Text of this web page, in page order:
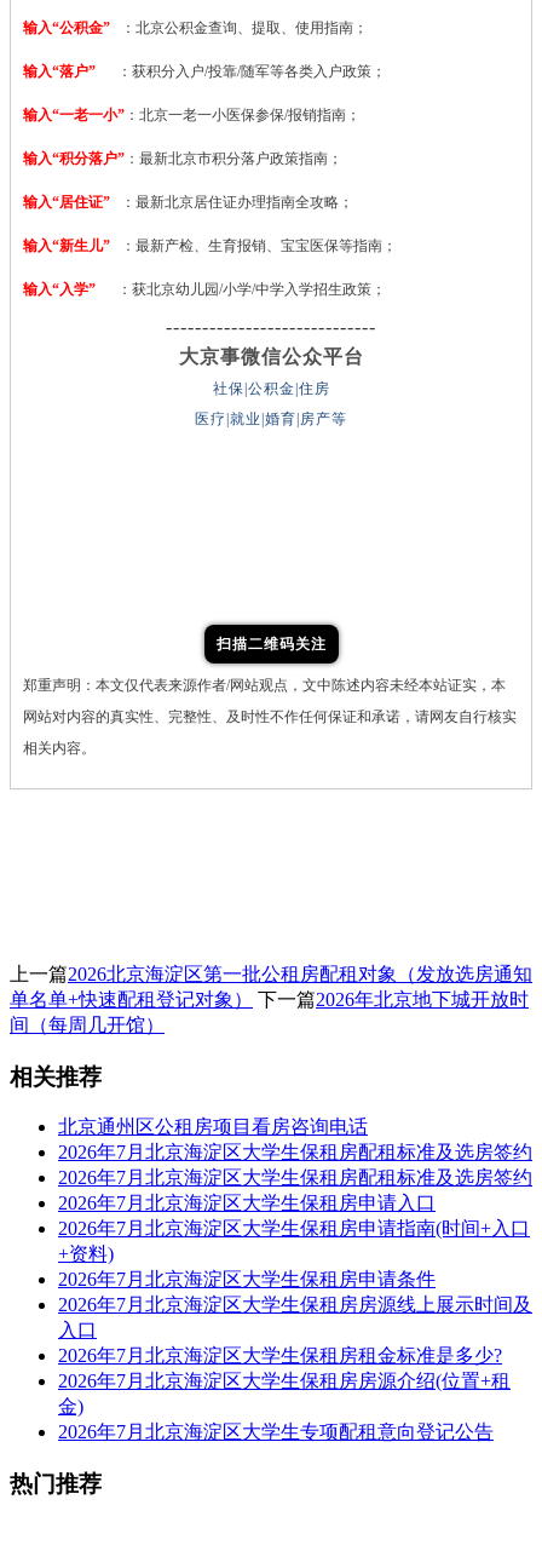
输入“公积金” ：北京公积金查询、提取、使用指南；
输入“落户” ：获积分入户/投靠/随军等各类入户政策；
输入“一老一小” ：北京一老一小医保参保/报销指南；
输入“积分落户” ：最新北京市积分落户政策指南；
输入“居住证” ：最新北京居住证办理指南全攻略；
输入“新生儿” ：最新产检、生育报销、宝宝医保等指南；
输入“入学” ：获北京幼儿园/小学/中学入学招生政策；
-----------------------------
大京事微信公众平台
社保|公积金|住房
医疗|就业|婚育|房产等
扫描二维码关注
郑重声明：本文仅代表来源作者/网站观点，文中陈述内容未经本站证实，本
网站对内容的真实性、完整性、及时性不作任何保证和承诺，请网友自行核实
相关内容。
上一篇2026北京海淀区第一批公租房配租对象（发放选房通知
单名单+快速配租登记对象）
下一篇2026年北京地下城开放时
间（每周几开馆）
相关推荐
北京通州区公租房项目看房咨询电话
2026年7月北京海淀区大学生保租房配租标准及选房签约
2026年7月北京海淀区大学生保租房配租标准及选房签约
2026年7月北京海淀区大学生保租房申请入口
2026年7月北京海淀区大学生保租房申请指南(时间+入口
+资料)
2026年7月北京海淀区大学生保租房申请条件
2026年7月北京海淀区大学生保租房房源线上展示时间及
入口
2026年7月北京海淀区大学生保租房租金标准是多少?
2026年7月北京海淀区大学生保租房房源介绍(位置+租
金)
2026年7月北京海淀区大学生专项配租意向登记公告
热门推荐